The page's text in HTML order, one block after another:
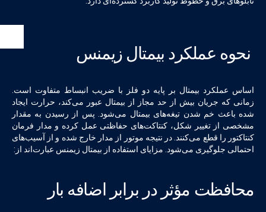
نحوه عملکرد بیمتال زیمنس
اساس عملکرد بیمتال بر پایه دو فلز با ضریب انبساط متفاوت است.
زمانی که جریان بیش از حد مجاز از بیمتال عبور می‌کند، حرارت ایجاد
شده باعث خم شدن تیغه‌های بیمتال می‌شود. پس از رسیدن به مقدار
مشخصی از تغییر شکل، کنتاکت‌های حفاظتی عمل کرده و مدار فرمان
کنتاکتور را قطع می‌کنند. در نتیجه موتور از مدار خارج شده و از آسیب‌های
احتمالی جلوگیری می‌شود. مزایای استفاده از بیمتال زیمنس عبارت‌اند از:
محافظت مؤثر در برابر اضافه بار